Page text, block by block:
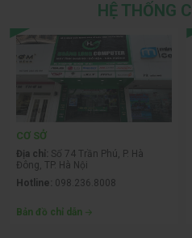
Mua Combo Phím
Hoàng Long Computer
- hàng
đầy đủ. Hotline098.236.8008
HỆ THỐNG
CƠ SỞ
Địa chỉ: Số 74 Trần Phú, P. Hà
Đông, TP. Hà Nội
Hotline: 098.236.8008
Bản đồ chỉ dẫn